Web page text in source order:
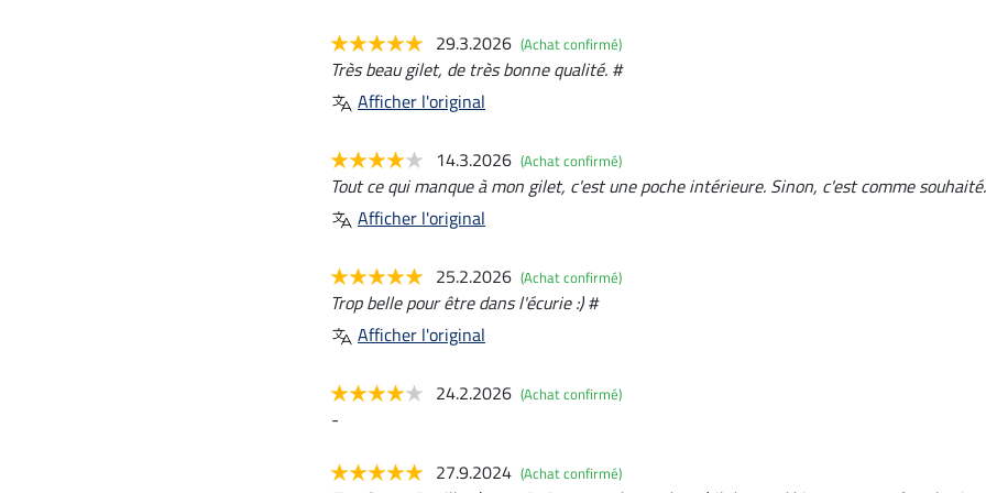
29.3.2026 (Achat confirmé)
Très beau gilet, de très bonne qualité. #
Afficher l'original
14.3.2026 (Achat confirmé)
Tout ce qui manque à mon gilet, c'est une poche intérieure. Sinon, c'est comme
Afficher l'original
25.2.2026 (Achat confirmé)
Trop belle pour être dans l'écurie :) #
Afficher l'original
24.2.2026 (Achat confirmé)
-
27.9.2024 (Achat confirmé)